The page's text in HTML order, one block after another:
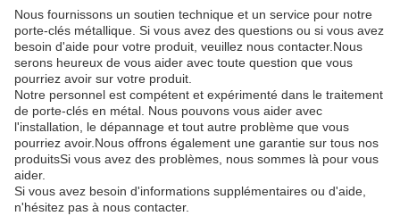
Nous fournissons un soutien technique et un service pour notre
porte-clés métallique. Si vous avez des questions ou si vous avez
besoin d'aide pour votre produit, veuillez nous contacter.Nous
serons heureux de vous aider avec toute question que vous
pourriez avoir sur votre produit.
Notre personnel est compétent et expérimenté dans le traitement
de porte-clés en métal. Nous pouvons vous aider avec
l'installation, le dépannage et tout autre problème que vous
pourriez avoir.Nous offrons également une garantie sur tous nos
produitsSi vous avez des problèmes, nous sommes là pour vous
aider.
Si vous avez besoin d'informations supplémentaires ou d'aide,
n'hésitez pas à nous contacter.